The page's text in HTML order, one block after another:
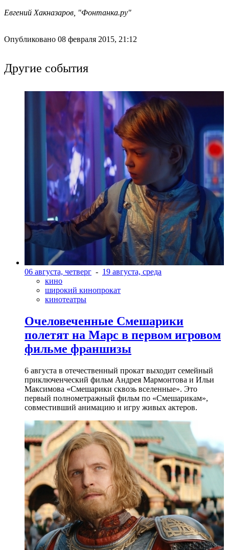
Евгений Хакназаров, "Фонтанка.ру"
Опубликовано 08 февраля 2015, 21:12
Другие события
06 августа, четверг - 19 августа, среда
кино
широкий кинопрокат
кинотеатры
Очеловеченные Смешарики
полетят на Марс в первом игровом
фильме франшизы
6 августа в отечественный прокат выходит семейный
приключенческий фильм Андрея Мармонтова и Ильи
Максимова «Смешарики сквозь вселенные». Это
первый полнометражный фильм по «Смешарикам»,
совместивший анимацию и игру живых актеров.